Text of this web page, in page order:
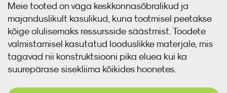
Koolitused Kasulikku
Kontakt E-pood
Plekk katus
Tuuletõkkeplaat
Tihendamistarvikud
Sisesoojustus
Teibid
Põrandaplaadid
Tarvikud
Meie tooted on väga keskkonnasõbralikud ja
majanduslikult kasulikud, kuna tootmisel peetakse
kõige olulisemaks ressursside säästmist. Toodete
valmistamisel kasutatud looduslikke materjale, mis
tagavad nii konstruktsiooni pika eluea kui ka
suurepärase sisekliima kõikides hoonetes.